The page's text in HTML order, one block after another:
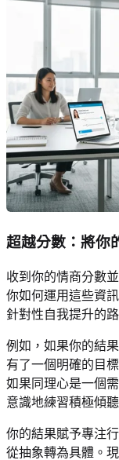
超越分數：將你
收到你的情商分數
你如何運用這些資
針對性自我提升的
例如，如果你的結
有了一個明確的目
如果同理心是一個
意識地練習積極傾聽
你的結果賦予專注
從抽象轉為具體。